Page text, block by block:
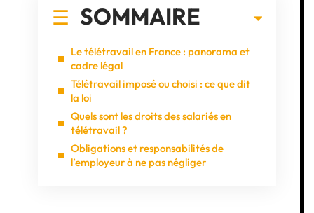
SOMMAIRE
Le télétravail en France : panorama et
cadre légal
Télétravail imposé ou choisi : ce que dit
la loi
Quels sont les droits des salariés en
télétravail ?
Obligations et responsabilités de
l’employeur à ne pas négliger